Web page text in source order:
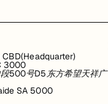
3000
500号D5东方希望天祥广
SA 5000